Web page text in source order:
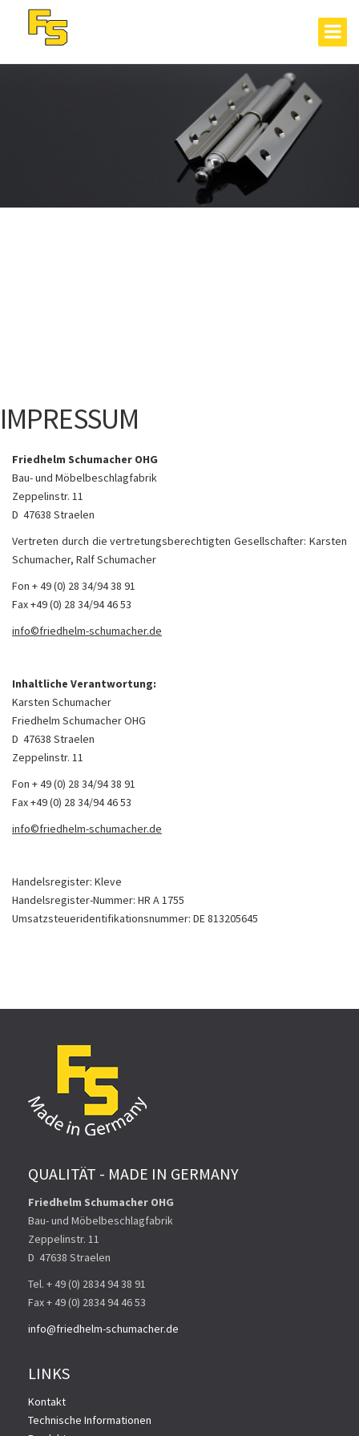
IMPRESSUM
Friedhelm Schumacher OHG
Bau- und Möbelbeschlagfabrik
Zeppelinstr. 11
D ­ 47638 Straelen
Vertreten durch die vertretungsberechtigten Gesellschafter: Karsten
Schumacher, Ralf Schumacher
Fon + 49 (0) 28 34/94 38 91
Fax +49 (0) 28 34/94 46 53
info©friedhelm-schumacher.de
Inhaltliche Verantwortung:
Karsten Schumacher
Friedhelm Schumacher OHG
D ­ 47638 Straelen
Zeppelinstr. 11
Fon + 49 (0) 28 34/94 38 91
Fax +49 (0) 28 34/94 46 53
info©friedhelm-schumacher.de
Handelsregister: Kleve
Handelsregister-Nummer: HR A 1755
Umsatzsteueridentifikationsnummer: DE 813205645
QUALITÄT - MADE IN GERMANY
Friedhelm Schumacher OHG
Bau- und Möbelbeschlagfabrik
Zeppelinstr. 11
D ­ 47638 Straelen
Tel. + 49 (0) 2834 94 38 91
Fax + 49 (0) 2834 94 46 53
info@friedhelm-schumacher.de
LINKS
Kontakt
Technische Informationen